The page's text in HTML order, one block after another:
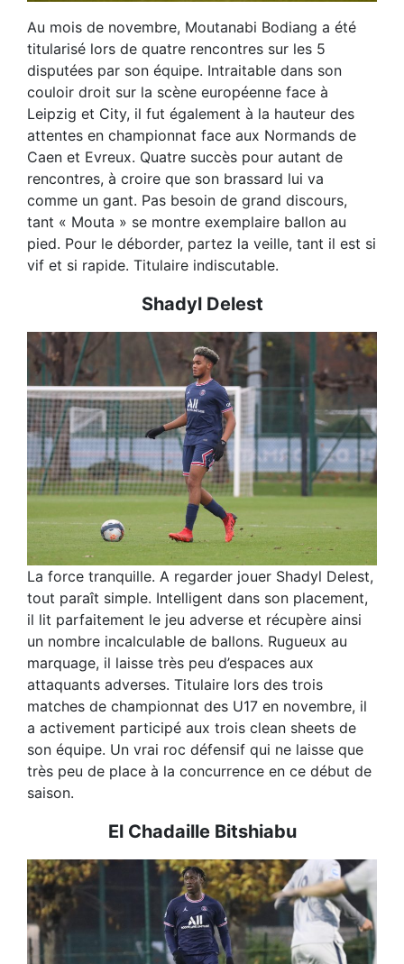
Au mois de novembre, Moutanabi Bodiang a été
titularisé lors de quatre rencontres sur les 5
disputées par son équipe. Intraitable dans son
couloir droit sur la scène européenne face à
Leipzig et City, il fut également à la hauteur des
attentes en championnat face aux Normands de
Caen et Evreux. Quatre succès pour autant de
rencontres, à croire que son brassard lui va
comme un gant. Pas besoin de grand discours,
tant « Mouta » se montre exemplaire ballon au
pied. Pour le déborder, partez la veille, tant il est si
vif et si rapide. Titulaire indiscutable.
Shadyl Delest
La force tranquille. A regarder jouer Shadyl Delest,
tout paraît simple. Intelligent dans son placement,
il lit parfaitement le jeu adverse et récupère ainsi
un nombre incalculable de ballons. Rugueux au
marquage, il laisse très peu d’espaces aux
attaquants adverses. Titulaire lors des trois
matches de championnat des U17 en novembre, il
a activement participé aux trois clean sheets de
son équipe. Un vrai roc défensif qui ne laisse que
très peu de place à la concurrence en ce début de
saison.
El Chadaille Bitshiabu